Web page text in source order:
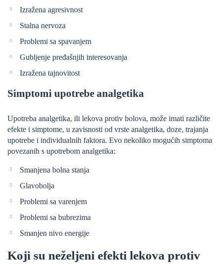
Izražena agresivnost
Stalna nervoza
Problemi sa spavanjem
Gubljenje pređašnjih interesovanja
Izražena tajnovitost
Simptomi upotrebe analgetika
Upotreba analgetika, ili lekova protiv bolova, može imati različite
efekte i simptome, u zavisnosti od vrste analgetika, doze, trajanja
upotrebe i individualnih faktora. Evo nekoliko mogućih simptoma
povezanih s upotrebom analgetika:
Smanjena bolna stanja
Glavobolja
Problemi sa varenjem
Problemi sa bubrezima
Smanjen nivo energije
Koji su neželjeni efekti lekova protiv